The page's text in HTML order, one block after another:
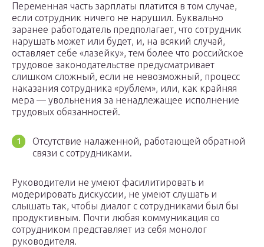
Переменная часть зарплаты платится в том случае,
если сотрудник ничего не нарушил. Буквально
заранее работодатель предполагает, что сотрудник
нарушать может или будет, и, на всякий случай,
оставляет себе «лазейку», тем более что российское
трудовое законодательстве предусматривает
слишком сложный, если не невозможный, процесс
наказания сотрудника «рублем», или, как крайняя
мера — увольнения за ненадлежащее исполнение
трудовых обязанностей.
Отсутствие налаженной, работающей обратной
связи с сотрудниками.
Руководители не умеют фасилитировать и
модерировать дискуссии, не умеют слушать и
слышать так, чтобы диалог с сотрудниками был бы
продуктивным. Почти любая коммуникация со
сотрудником представляет из себя монолог
руководителя.